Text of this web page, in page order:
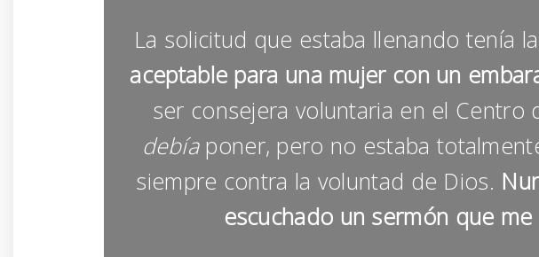
La solicitud que estaba llenando tenía
aceptable para una mujer con un
ser consejera voluntaria en el Centro
debíaponer, pero no estaba
siempre contra la voluntad de Dios.
escuchado un sermón que